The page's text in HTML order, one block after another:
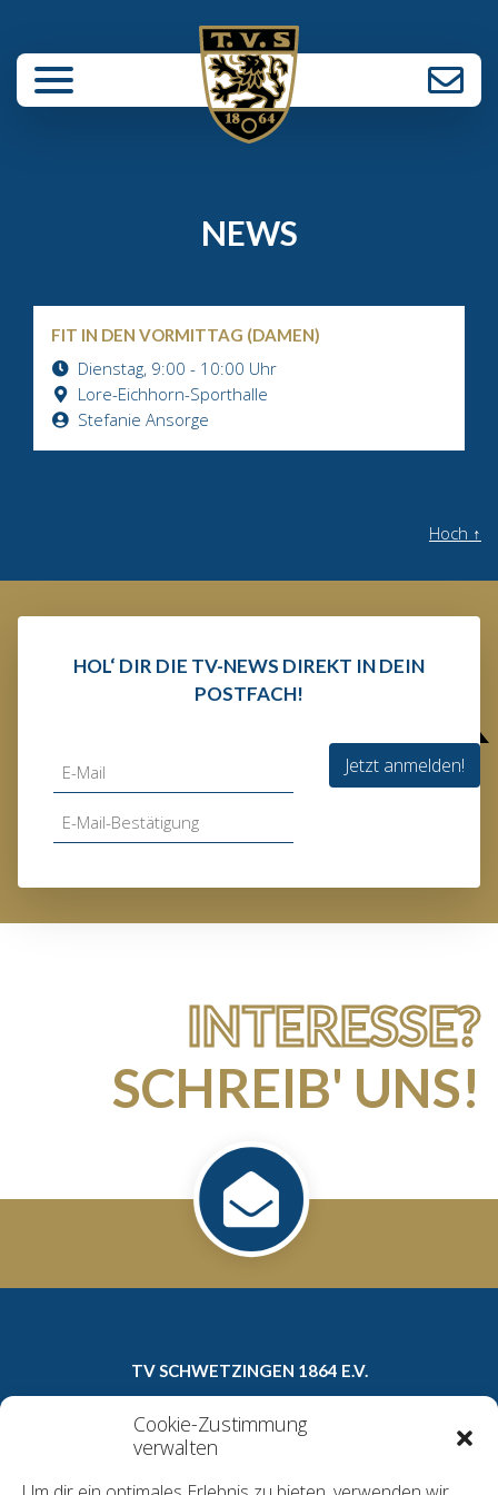
Cookie-Zustimmung
verwalten
schließen
NEWS
FIT IN DEN VORMITTAG (DAMEN)
Dienstag, 9:00 - 10:00 Uhr
Lore-Eichhorn-Sporthalle
Stefanie Ansorge
Hoch ↑
HOL‘ DIR DIE TV-NEWS DIREKT IN DEIN
POSTFACH!
Jetzt anmelden!
INTERESSE?
SCHREIB' UNS!
TV SCHWETZINGEN 1864 E.V.
Carl-Theodor-Straße 8a
68723 Schwetzingen